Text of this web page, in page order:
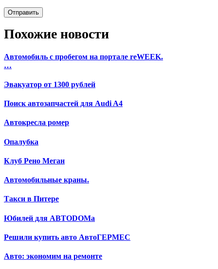
Похожие новости
Автомобиль с пробегом на портале reWEEK.
…
Эвакуатор от 1300 рублей
Поиск автозапчастей для Audi A4
Автокресла ромер
Опалубка
Клуб Рено Меган
Автомобильные краны.
Такси в Питере
Юбилей для АВТОDОМа
Решили купить авто АвтоГЕРМЕС
Авто: экономим на ремонте